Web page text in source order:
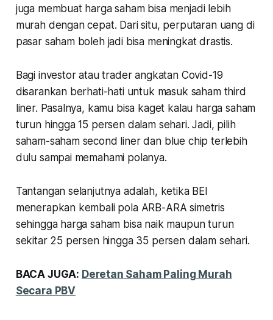
juga membuat harga saham bisa menjadi lebih
murah dengan cepat. Dari situ, perputaran uang di
pasar saham boleh jadi bisa meningkat drastis.
Bagi investor atau trader angkatan Covid-19
disarankan berhati-hati untuk masuk saham third
liner. Pasalnya, kamu bisa kaget kalau harga saham
turun hingga 15 persen dalam sehari. Jadi, pilih
saham-saham second liner dan blue chip terlebih
dulu sampai memahami polanya.
Tantangan selanjutnya adalah, ketika BEI
menerapkan kembali pola ARB-ARA simetris
sehingga harga saham bisa naik maupun turun
sekitar 25 persen hingga 35 persen dalam sehari.
BACA JUGA: Deretan Saham Paling Murah
Secara PBV